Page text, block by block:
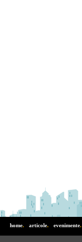
home. articole. evenimente.